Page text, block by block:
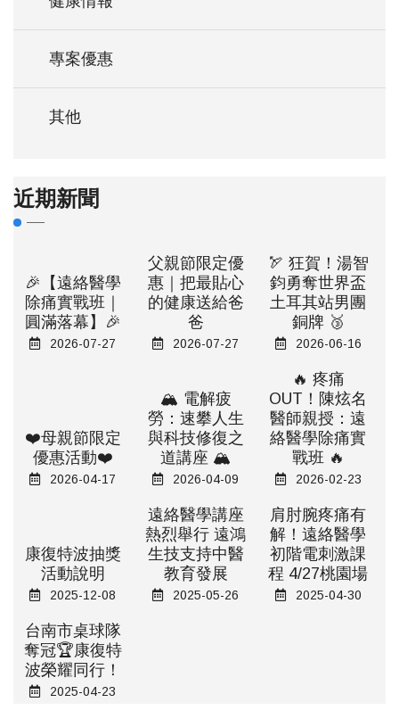
專案優惠
其他
近期新聞
🎉【遠絡醫學
除痛實戰班｜
圓滿落幕】🎉
2026-07-27
父親節限定優
惠｜把最貼心
的健康送給爸
爸
2026-07-27
🏹 狂賀！湯智
鈞勇奪世界盃
土耳其站男團
銅牌 🥉
2026-06-16
❤️母親節限定
優惠活動❤️
2026-04-17
🏔️ 電解疲
勞：速攀人生
與科技修復之
道講座 🏔️
2026-04-09
🔥 疼痛
OUT！陳炫名
醫師親授：遠
絡醫學除痛實
戰班 🔥
2026-02-23
康復特波抽獎
活動說明
2025-12-08
遠絡醫學講座
熱烈舉行 遠鴻
生技支持中醫
教育發展
2025-05-26
肩肘腕疼痛有
解！遠絡醫學
初階電刺激課
程 4/27桃園場
2025-04-30
台南市桌球隊
奪冠🏆康復特
波榮耀同行！
2025-04-23